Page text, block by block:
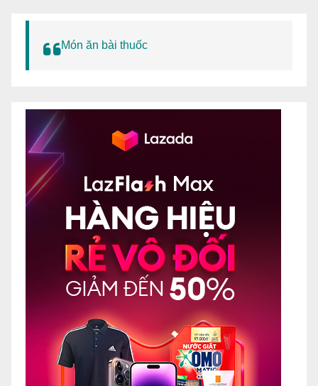
Món ăn bài thuốc